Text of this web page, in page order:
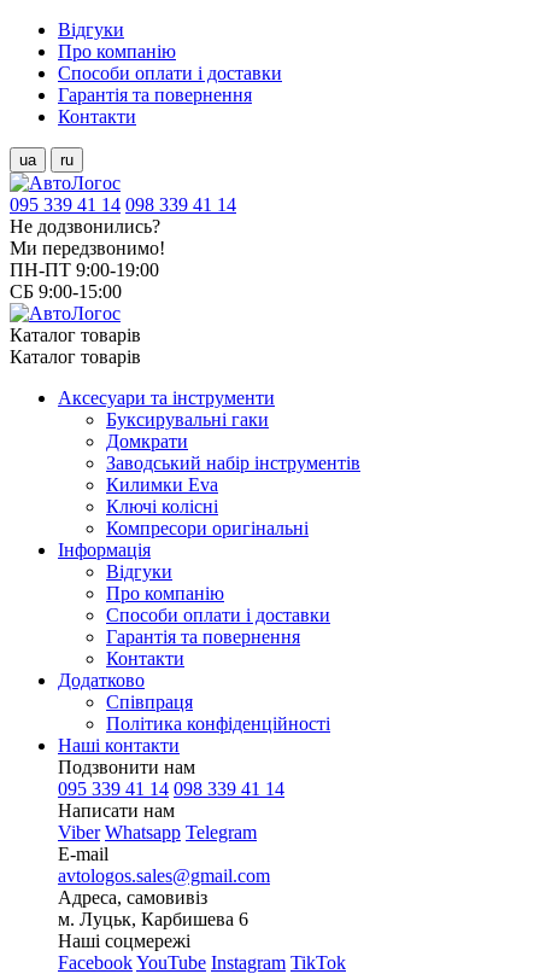
Відгуки
Про компанію
Способи оплати і доставки
Гарантія та повернення
Контакти
ua ru
095 339 41 14 098 339 41 14
Не додзвонились?
Ми передзвонимо!
ПН-ПТ 9:00-19:00
СБ 9:00-15:00
Каталог товарів
Каталог товарів
Аксесуари та інструменти
Буксирувальні гаки
Домкрати
Заводський набір інструментів
Килимки Eva
Ключі колісні
Компресори оригінальні
Інформація
Відгуки
Про компанію
Способи оплати і доставки
Гарантія та повернення
Контакти
Додатково
Співпраця
Політика конфіденційності
Наші контакти
Подзвонити нам
095 339 41 14 098 339 41 14
Написати нам
Viber Whatsapp Telegram
E-mail
avtologos.sales@gmail.com
Адреса, самовивіз
м. Луцьк, Карбишева 6
Наші соцмережі
FacebookYouTube Instagram TikTok